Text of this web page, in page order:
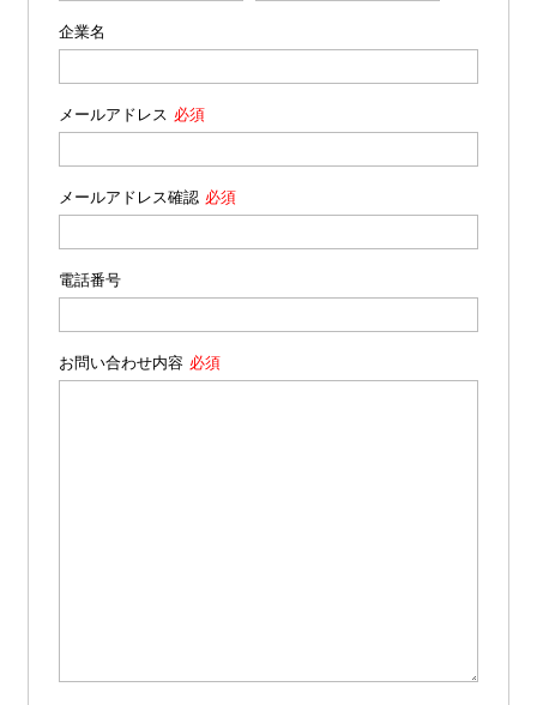
企業名
メールアドレス
メールアドレス確認
電話番号
お問い合わせ内容